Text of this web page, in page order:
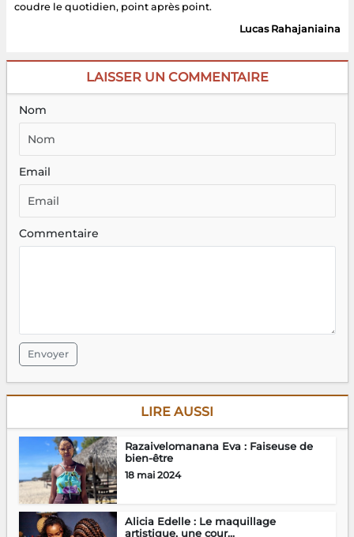
coudre le quotidien, point après point.
Lucas Rahajaniaina
LAISSER UN COMMENTAIRE
Nom
Email
Commentaire
Envoyer
LIRE AUSSI
Razaivelomanana Eva : Faiseuse de
bien-être
18 mai 2024
Alicia Edelle : Le maquillage
artistique, une cour...